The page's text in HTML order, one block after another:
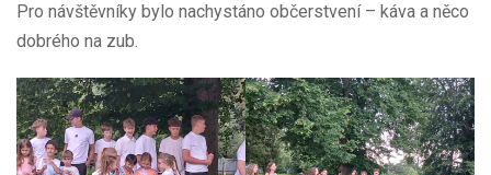
Pro návštěvníky bylo nachystáno občerstvení – káva a něco
dobrého na zub.